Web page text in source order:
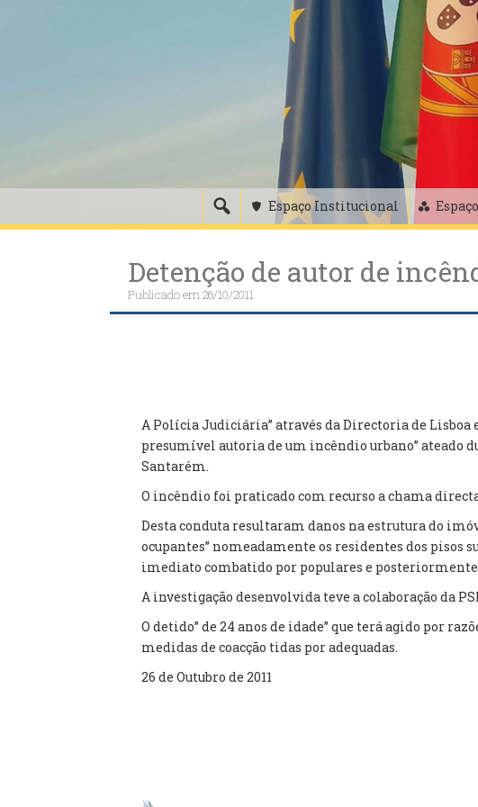
Espaço Institucional
Detenção de autor de
Publicado em26/10/2011
A Polícia Judiciária” através da Directoria de Lisboa
presumível autoria de um incêndio urbano” ateado
Santarém.
O incêndio foi praticado com recurso a chama
Desta conduta resultaram danos na estrutura do
ocupantes” nomeadamente os residentes dos pisos
imediato combatido por populares e
A investigação desenvolvida teve a colaboração da
O detido” de 24 anos de idade” que terá agido por
medidas de coacção tidas por adequadas.
26 de Outubro de 2011